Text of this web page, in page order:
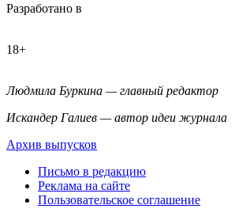
Разработано в
18+
Людмила Буркина — главный редактор
Искандер Галиев — автор идеи журнала
Архив выпусков
Письмо в редакцию
Реклама на сайте
Пользовательское соглашение